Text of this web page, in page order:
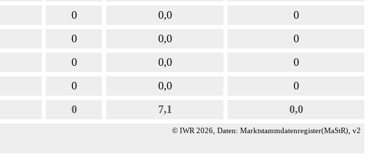
0 0,0
0
0 0,0
0
0 0,0
0
0 0,0
0
0 7,1 0,0
© IWR 2026, Daten: Marktstammdatenregister(MaStR), v2